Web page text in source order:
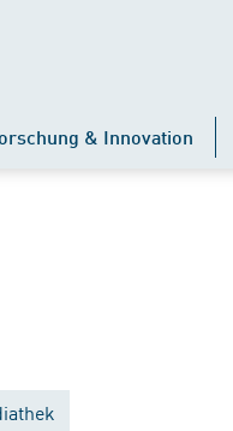
& Innovation